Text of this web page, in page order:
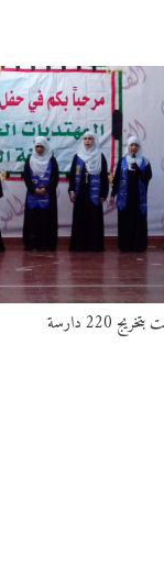
220 دارسة